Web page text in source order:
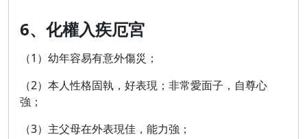
6、化權入疾厄宮
（1）幼年容易有意外傷災；
（2）本人性格固執，好表現；非常愛面子，自尊心
強；
（3）主父母在外表現佳，能力強；